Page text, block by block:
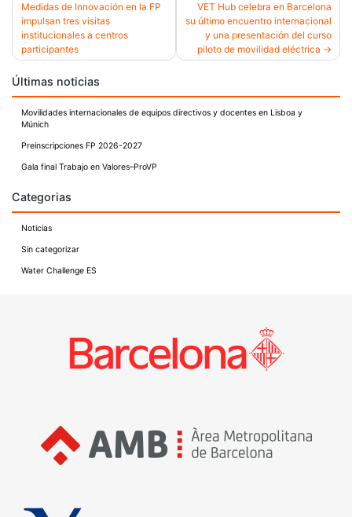
Navegación
de
entradas
Medidas de Innovación en la FP
impulsan tres visitas
institucionales a centros
participantes
VET Hub celebra en Barcelona
su último encuentro internacional
y una presentación del curso
piloto de movilidad eléctrica
Últimas noticias
Movilidades internacionales de equipos directivos y docentes en Lisboa y
Múnich
Preinscripciones FP 2026-2027
Gala final Trabajo en Valores–ProVP
Categorias
Noticias
Sin categorizar
Water Challenge ES